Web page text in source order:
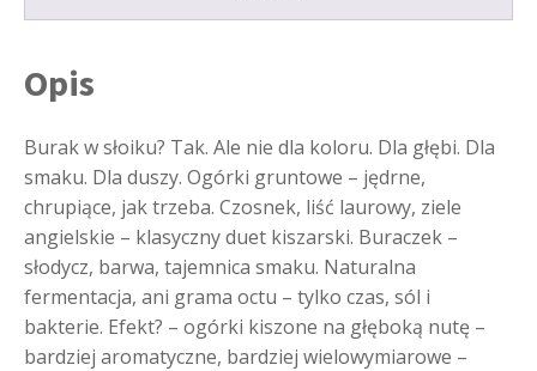
Opis
Burak w słoiku? Tak. Ale nie dla koloru. Dla głębi. Dla
smaku. Dla duszy. Ogórki gruntowe – jędrne,
chrupiące, jak trzeba. Czosnek, liść laurowy, ziele
angielskie – klasyczny duet kiszarski. Buraczek –
słodycz, barwa, tajemnica smaku. Naturalna
fermentacja, ani grama octu – tylko czas, sól i
bakterie. Efekt? – ogórki kiszone na głęboką nutę –
bardziej aromatyczne, bardziej wielowymiarowe –